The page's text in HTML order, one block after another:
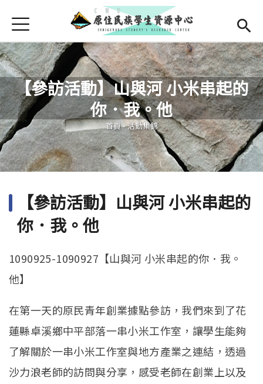
首頁
學務處首頁(link is external)
最新消息
中心簡介
Open
成員介紹
活動集錦
English
Jump to Navigation
Jump to Main content
【參訪活動】山與河 小米串起的
你．我。他
您在這裡
首頁-活動集錦
【參訪活動】山與河 小米串起的
你．我。他
1090925-1090927【山與河 小米串起的你．我。
他】
在第一天的原民青年創業據點參訪，我們來到了花
蓮縣卓溪鄉中平部落一串小米工作室，讓學生能夠
了解關於一串小米工作室與地方產業之連結，透過
沙力浪老師的訪問與分享，感受老師在創業上以及